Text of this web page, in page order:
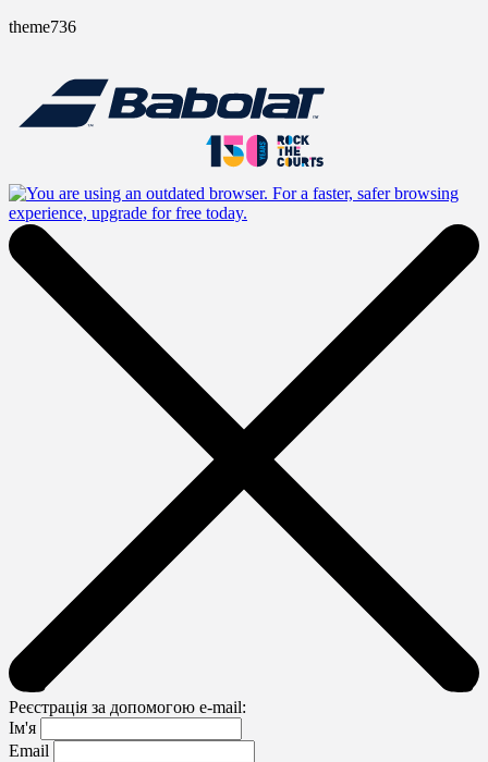
theme736
Реєстрація за допомогою e-mail:
Ім'я
Email